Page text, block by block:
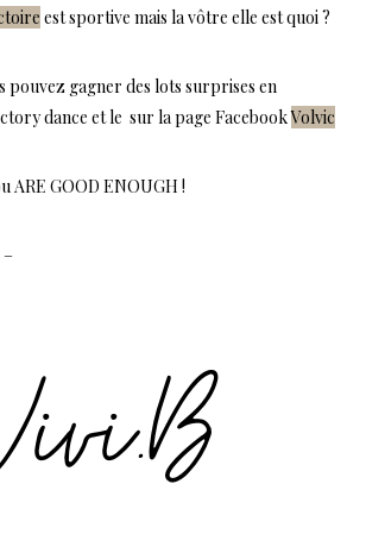
est sportive mais la vôtre elle est quoi ?
pouvez gagner des lots surprises en
dance et le sur la page FacebookVolvic
ARE GOOD ENOUGH !
–